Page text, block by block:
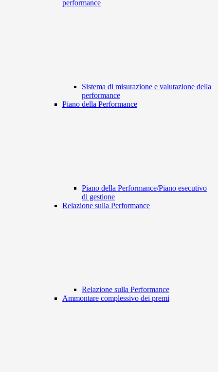
performance
Sistema di misurazione e valutazione della
performance
Piano della Performance
Piano della Performance/Piano esecutivo
di gestione
Relazione sulla Performance
Relazione sulla Performance
Ammontare complessivo dei premi